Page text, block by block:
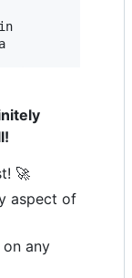
🚀
aspect of
any